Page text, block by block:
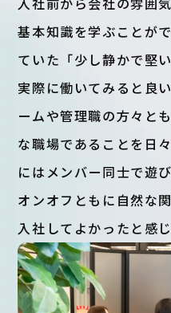
基本知識を学ぶことが
ていた「少し静かで堅
実際に働いてみると良
ームや管理職の方々と
な職場であることを日
にはメンバー同士で遊
オンオフともに自然な
入社してよかったと感